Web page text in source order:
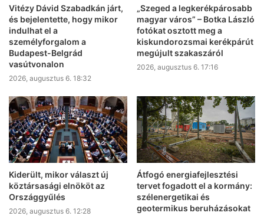
Vitézy Dávid Szabadkán járt,
és bejelentette, hogy mikor
indulhat el a
személyforgalom a
Budapest-Belgrád
vasútvonalon
2026, augusztus 6. 18:32
„Szeged a legkerékpárosabb
magyar város” – Botka László
fotókat osztott meg a
kiskundorozsmai kerékpárút
megújult szakaszáról
2026, augusztus 6. 17:16
Kiderült, mikor választ új
köztársasági elnököt az
Országgyűlés
2026, augusztus 6. 12:28
Átfogó energiafejlesztési
tervet fogadott el a kormány:
szélenergetikai és
geotermikus beruházásokat